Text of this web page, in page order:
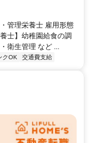
管理栄養士 雇用形態
士】幼稚園給食の調
衛生管理 など ...
クOK 交通費支給